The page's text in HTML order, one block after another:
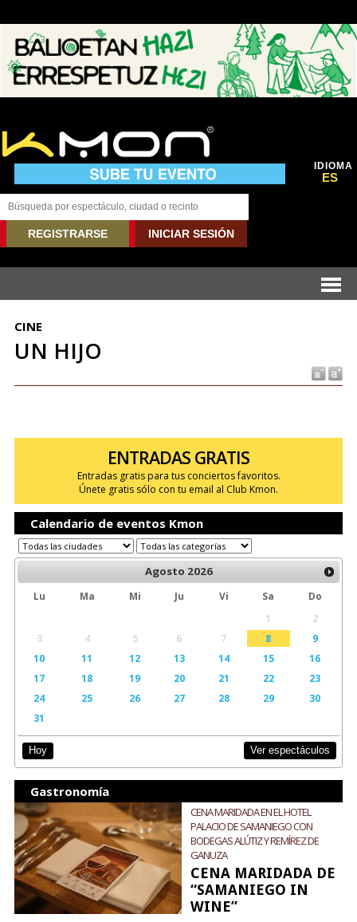
IDIOMA
ES
REGISTRARSE INICIAR SESIÓN
CINE
UN HIJO
ENTRADAS GRATIS
Entradas gratis para tus conciertos favoritos.
Únete gratis sólo con tu email al Club Kmon.
Calendario de eventos Kmon
Agosto 2026
Lu Ma Mi Ju Vi Sa
Do
1
2
3
4 5 6 7 8
9
10
11 12 13 14 15
16
17
18 19 20 21 22
23
24
25 26 27 28 29
30
31
Hoy Ver espectáculos
Gastronomía
CENA MARIDADA EN EL HOTEL
PALACIO DE SAMANIEGO CON
BODEGAS ALÚTIZ Y REMÍREZ DE
GANUZA
CENA MARIDADA DE
“SAMANIEGO IN
WINE”